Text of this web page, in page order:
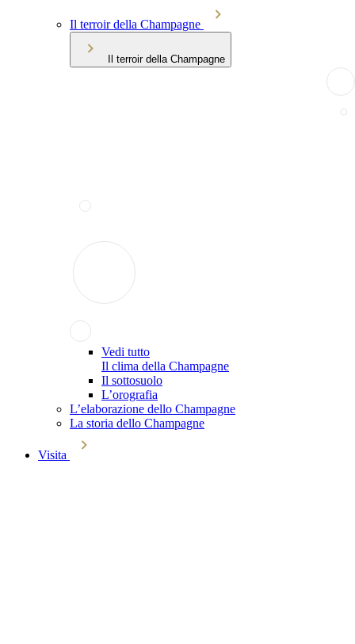
Il terroir della Champagne
Il terroir della Champagne
Vedi tutto
Il clima della Champagne
Il sottosuolo
L’orografia
L’elaborazione dello Champagne
La storia dello Champagne
Visita